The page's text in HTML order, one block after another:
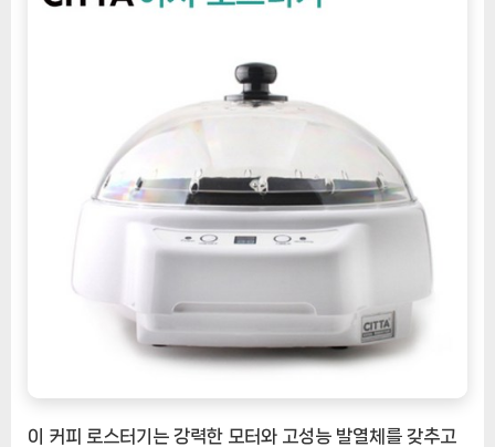
이 커피 로스터기는 강력한 모터와 고성능 발열체를 갖추고